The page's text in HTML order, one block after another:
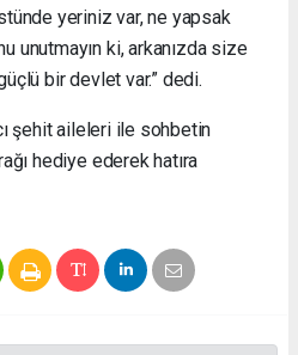
yeriniz var, ne yapsak
unutmayın ki, arkanızda size
bir devlet var.” dedi.
şehit aileleri ile sohbetin
hediye ederek hatıra